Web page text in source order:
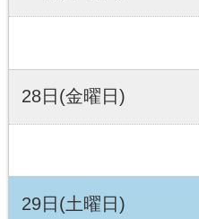
28日(金曜日)
29日(土曜日)